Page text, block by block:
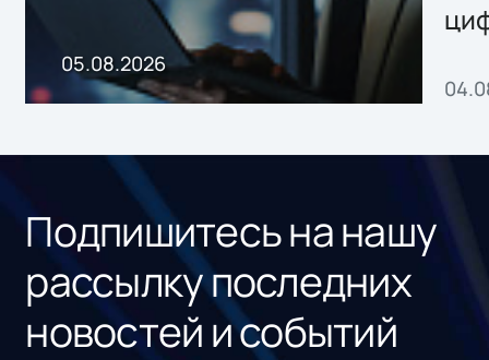
05.08.2026
Подпишитесь на нашу
рассылку последних
новостей и событий